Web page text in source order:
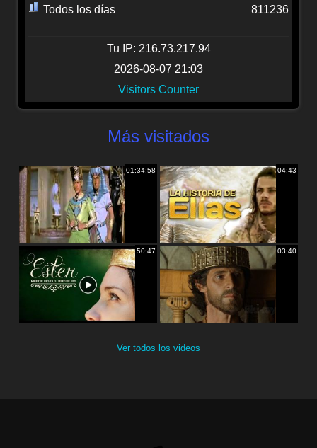
Todos los días
811236
Tu IP: 216.73.217.94
2026-08-07 21:03
Visitors Counter
Más visitados
01:34:58 04:43
50:47 03:40
Ver todos los videos